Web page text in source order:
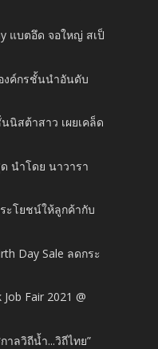
แบตอึด จอใหญ่ สเป็
งค์กรชั้นนำอันดับ
นนิสต้าสาว เผยเคล็ด
นำโดย นาวารา
ะโยชน์ให้ลูกค้ากับ
Day Sale ลดกระ
Fair 2021 @
าลวิถีน้ำ...วิถีไทย”